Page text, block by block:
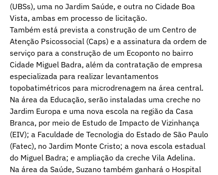
(UBSs), uma no Jardim Saúde, e outra no Cidade Boa
Vista, ambas em processo de licitação.
Também está prevista a construção de um Centro de
Atenção Psicossocial (Caps) e a assinatura da ordem de
serviço para a construção de um Ecoponto no bairro
Cidade Miguel Badra, além da contratação de empresa
especializada para realizar levantamentos
topobatimétricos para microdrenagem na área central.
Na área da Educação, serão instaladas uma creche no
Jardim Europa e uma nova escola na região da Casa
Branca, por meio de Estudo de Impacto de Vizinhança
(EIV); a Faculdade de Tecnologia do Estado de São Paulo
(Fatec), no Jardim Monte Cristo; a nova escola estadual
do Miguel Badra; e ampliação da creche Vila Adelina.
Na área da Saúde, Suzano também ganhará o Hospital